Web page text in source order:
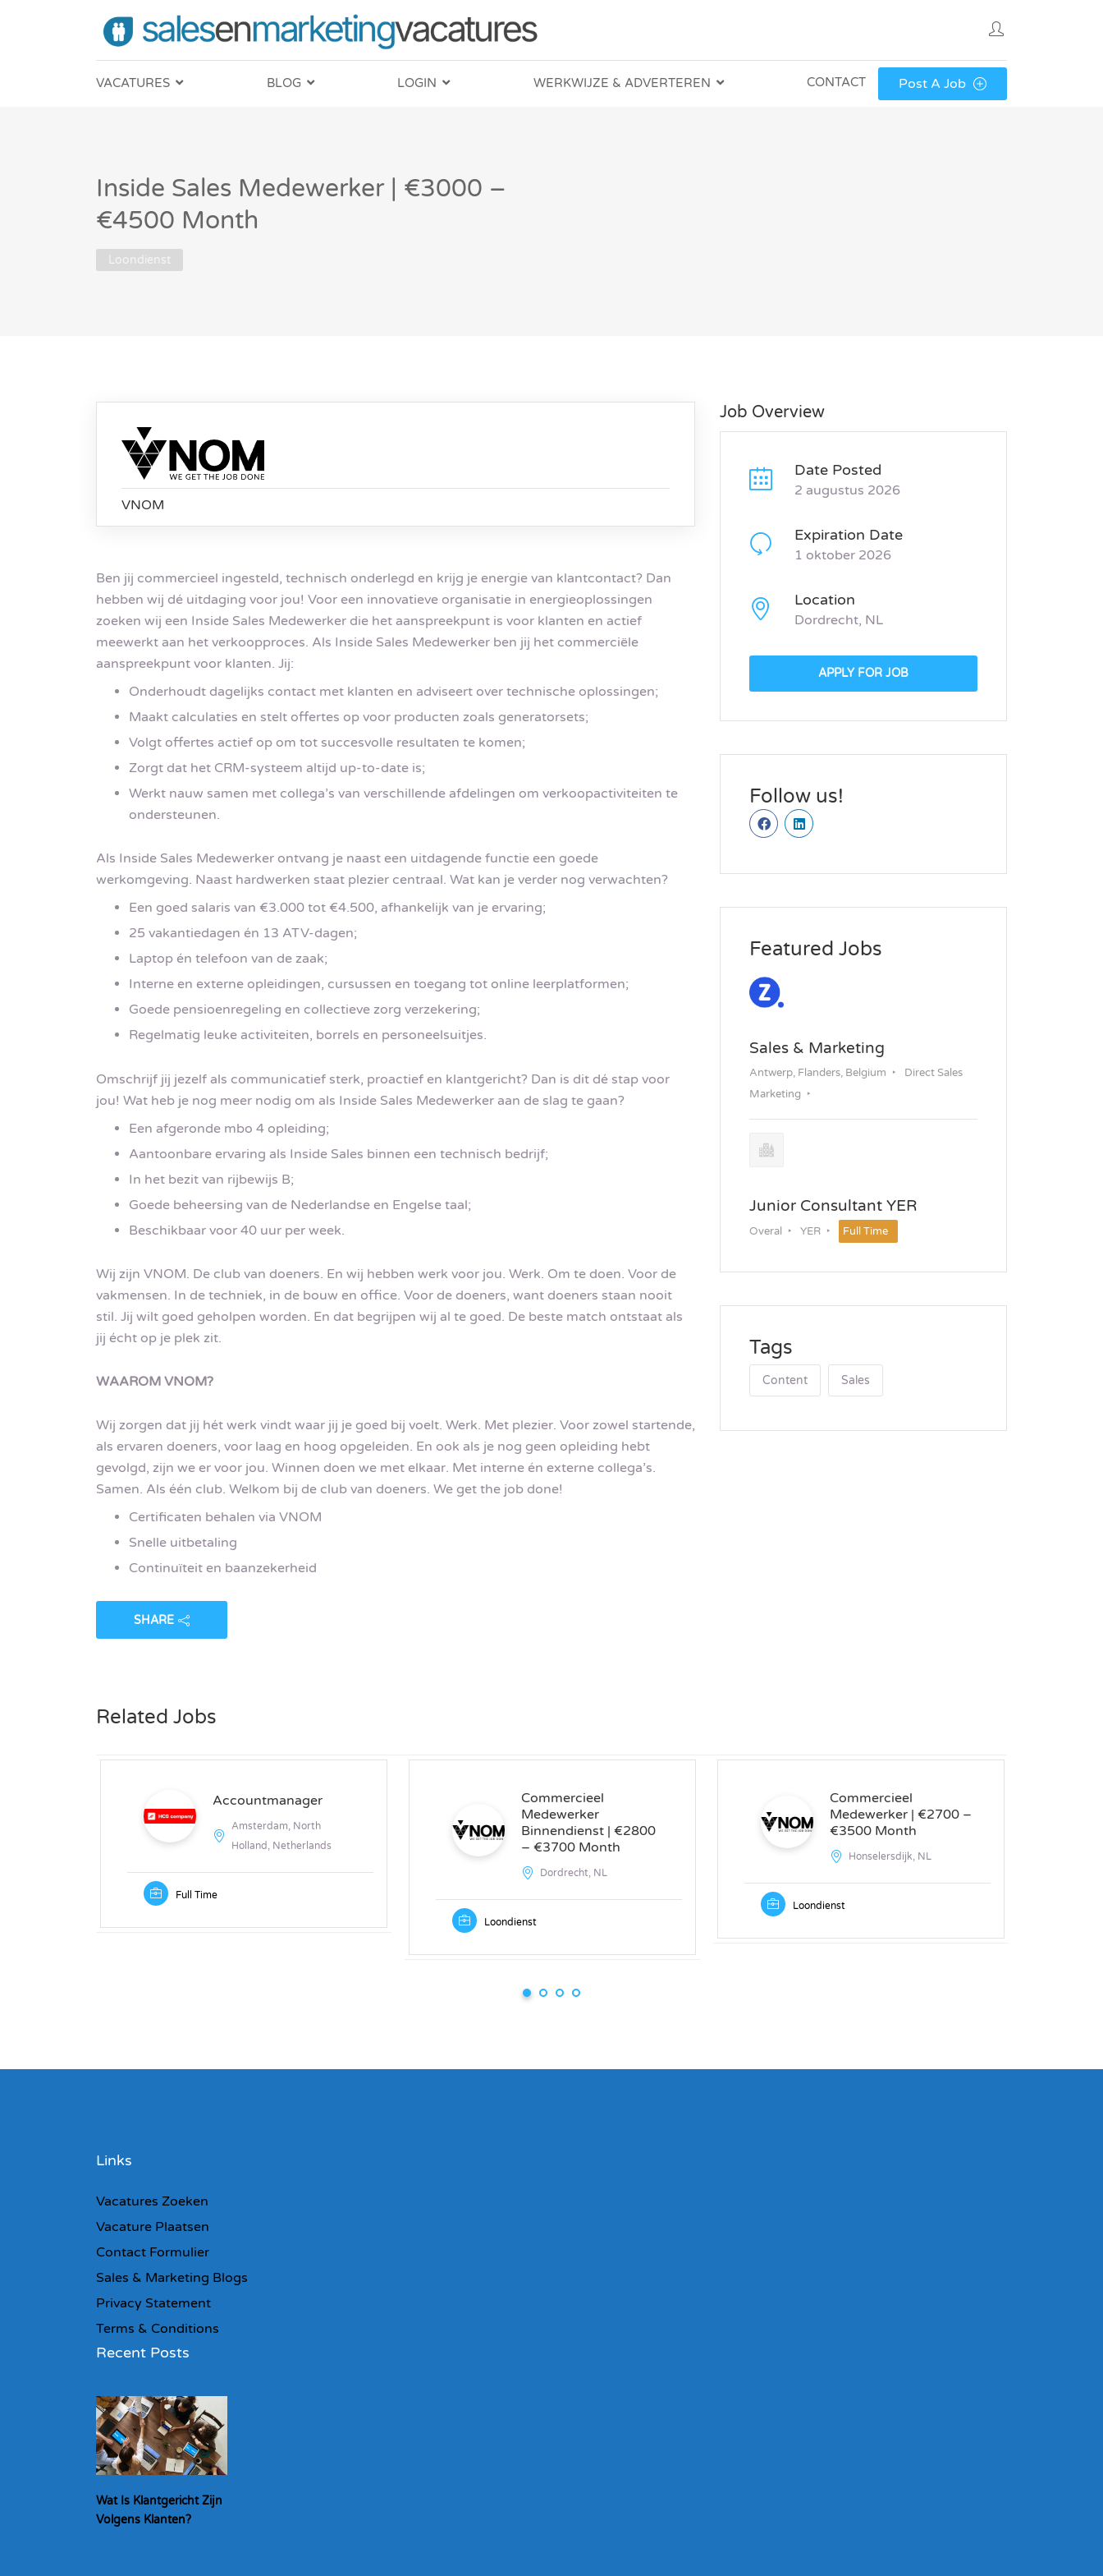
VACATURES BLOG LOGIN WERKWIJZE & ADVERTEREN CONTACT Post A Job
Inside Sales Medewerker | €3000 –
€4500 Month
Loondienst
VNOM
Ben jij commercieel ingesteld, technisch onderlegd en krijg je energie van klantcontact? Dan
hebben wij dé uitdaging voor jou! Voor een innovatieve organisatie in energieoplossingen
zoeken wij een Inside Sales Medewerker die het aanspreekpunt is voor klanten en actief
meewerkt aan het verkoopproces. Als Inside Sales Medewerker ben jij het commerciële
aanspreekpunt voor klanten. Jij:
Onderhoudt dagelijks contact met klanten en adviseert over technische oplossingen;
Maakt calculaties en stelt offertes op voor producten zoals generatorsets;
Volgt offertes actief op om tot succesvolle resultaten te komen;
Zorgt dat het CRM-systeem altijd up-to-date is;
Werkt nauw samen met collega’s van verschillende afdelingen om verkoopactiviteiten te
ondersteunen.
Als Inside Sales Medewerker ontvang je naast een uitdagende functie een goede
werkomgeving. Naast hardwerken staat plezier centraal. Wat kan je verder nog verwachten?
Een goed salaris van €3.000 tot €4.500, afhankelijk van je ervaring;
25 vakantiedagen én 13 ATV-dagen;
Laptop én telefoon van de zaak;
Interne en externe opleidingen, cursussen en toegang tot online leerplatformen;
Goede pensioenregeling en collectieve zorg verzekering;
Regelmatig leuke activiteiten, borrels en personeelsuitjes.
Omschrijf jij jezelf als communicatief sterk, proactief en klantgericht? Dan is dit dé stap voor
jou! Wat heb je nog meer nodig om als Inside Sales Medewerker aan de slag te gaan?
Een afgeronde mbo 4 opleiding;
Aantoonbare ervaring als Inside Sales binnen een technisch bedrijf;
In het bezit van rijbewijs B;
Goede beheersing van de Nederlandse en Engelse taal;
Beschikbaar voor 40 uur per week.
Wij zijn VNOM. De club van doeners. En wij hebben werk voor jou. Werk. Om te doen. Voor de
vakmensen. In de techniek, in de bouw en office. Voor de doeners, want doeners staan nooit
stil. Jij wilt goed geholpen worden. En dat begrijpen wij al te goed. De beste match ontstaat als
jij écht op je plek zit.
WAAROM VNOM?
Wij zorgen dat jij hét werk vindt waar jij je goed bij voelt. Werk. Met plezier. Voor zowel startende,
als ervaren doeners, voor laag en hoog opgeleiden. En ook als je nog geen opleiding hebt
gevolgd, zijn we er voor jou. Winnen doen we met elkaar. Met interne én externe collega’s.
Samen. Als één club. Welkom bij de club van doeners. We get the job done!
Certificaten behalen via VNOM
Snelle uitbetaling
Continuïteit en baanzekerheid
SHARE
Job Overview
Date Posted
2 augustus 2026
Expiration Date
1 oktober 2026
Location
Dordrecht, NL
APPLY FOR JOB
Follow us!
Featured Jobs
Sales & Marketing
Antwerp, Flanders, Belgium
Direct Sales
Marketing
Junior Consultant YER
Overal YER Full Time
Tags
Content Sales
Related Jobs
Accountmanager
Amsterdam, North
Holland, Netherlands
Full Time
Commercieel
Medewerker
Binnendienst | €2800
– €3700 Month
Dordrecht, NL
Loondienst
Commercieel
Medewerker | €2700 –
€3500 Month
Honselersdijk, NL
Loondienst
Links
Vacatures Zoeken
Vacature Plaatsen
Contact Formulier
Sales & Marketing Blogs
Privacy Statement
Terms & Conditions
Recent Posts
Wat Is Klantgericht Zijn
Volgens Klanten?